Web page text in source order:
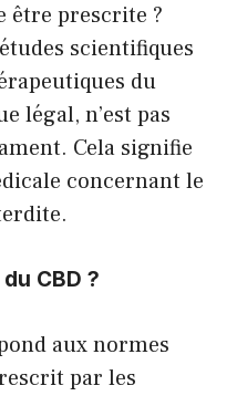
être prescrite ?
scientifiques
du
légal, n’est pas
Cela signifie
concernant le
CBD ?
aux normes
par les